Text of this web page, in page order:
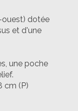
ouest) dotée
et d'une
une poche
cm (P)